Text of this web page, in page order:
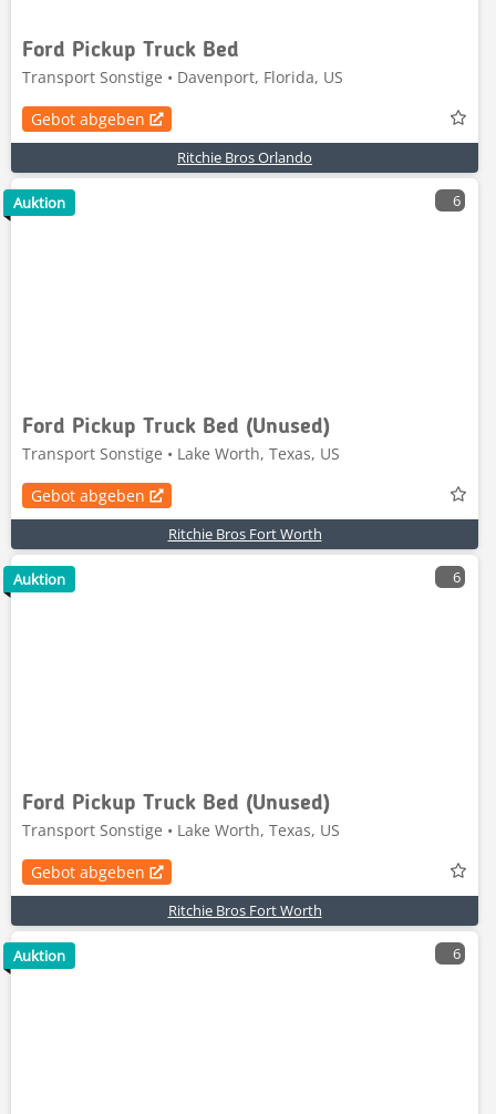
Ford Pickup Truck Bed
Transport Sonstige • Davenport, Florida, US
Gebot abgeben
Ritchie Bros Orlando
6
Ford Pickup Truck Bed (Unused)
Transport Sonstige • Lake Worth, Texas, US
Gebot abgeben
Ritchie Bros Fort Worth
Auktion
6
Ford Pickup Truck Bed (Unused)
Transport Sonstige • Lake Worth, Texas, US
Gebot abgeben
Ritchie Bros Fort Worth
Auktion
6
Auktion